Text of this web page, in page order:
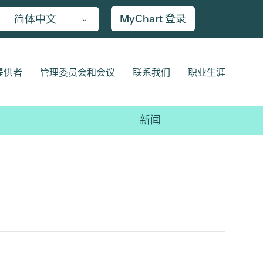
简体中文 MyChart 登录
供者 管理委员会和会议 联系我们 职业生涯
新闻